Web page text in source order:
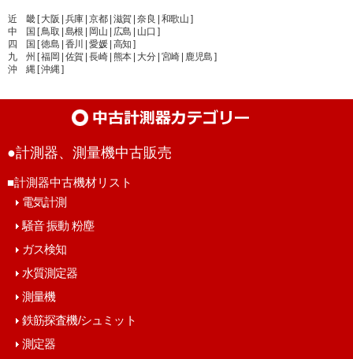
近 畿 [ 大阪 | 兵庫 | 京都 | 滋賀 | 奈良 | 和歌山 ]
中 国 [ 鳥取 | 島根 | 岡山 | 広島 | 山口 ]
四 国 [ 徳島 | 香川 | 愛媛 | 高知 ]
九 州 [ 福岡 | 佐賀 | 長崎 | 熊本 | 大分 | 宮崎 | 鹿児島 ]
沖 縄 [ 沖縄 ]
●計測器、測量機中古販売
■計測器中古機材リスト
電気計測
騒音 振動 粉塵
ガス検知
水質測定器
測量機
鉄筋探査機/シュミット
測定器